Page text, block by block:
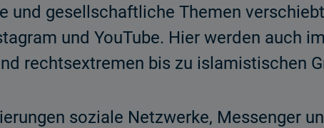
und gesellschaftliche Themen
und YouTube. Hier werden auch
rechtsextremen bis zu islamistischen
soziale Netzwerke, Messenger